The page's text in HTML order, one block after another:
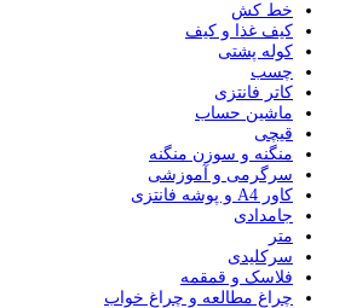
خط کش
کیف غذا و کیف
کوله پشتی
چسب
کاتر فانتزی
ماشین حساب
قیچی
منگنه و سوزن منگنه
سرگرمی و آموزشی
کاور A4 و پوشه فانتزی
جامدادی
متر
سرکلیدی
فلاسک و قمقمه
چراغ مطالعه و چراغ خواب